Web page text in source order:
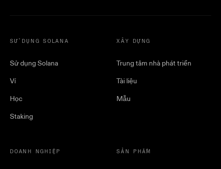
SỬ DỤNG SOLANA
Sử dụng Solana
Ví
Học
Staking
XÂY DỰNG
Trung tâm nhà phát triển
Tài liệu
Mẫu
DOANH NGHIỆP SẢN PHẨM